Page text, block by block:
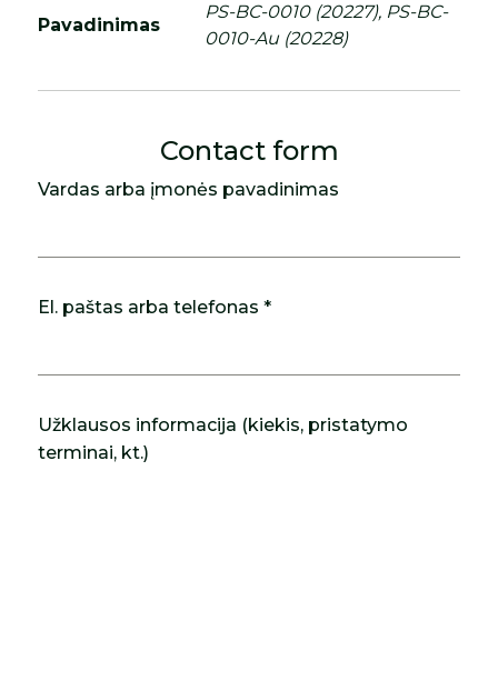
Pavadinimas
PS-BC-0010 (20227), PS-BC-
0010-Au (20228)
Contact form
Vardas arba įmonės pavadinimas
El. paštas arba telefonas *
Užklausos informacija (kiekis, pristatymo
terminai, kt.)